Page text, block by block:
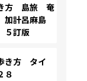
方 島旅 奄
計呂麻島
５訂版
き方 タイ
８